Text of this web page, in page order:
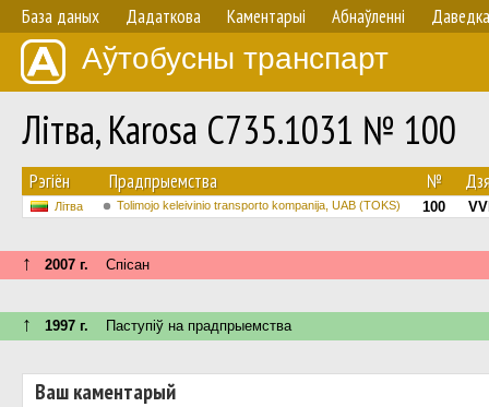
База даных Дадаткова Каментарыі Абнаўленнi Даведка
Аўтобусны транспарт
Літва, Karosa C735.1031 № 100
Рэгіён Прадпрыемства №
Літва Tolimojo keleivinio transporto kompanija, UAB (TOKS) 100
↑ 2007 г. Спісан
↑ 1997 г. Паступiў на прадпрыемства
Ваш каментарый